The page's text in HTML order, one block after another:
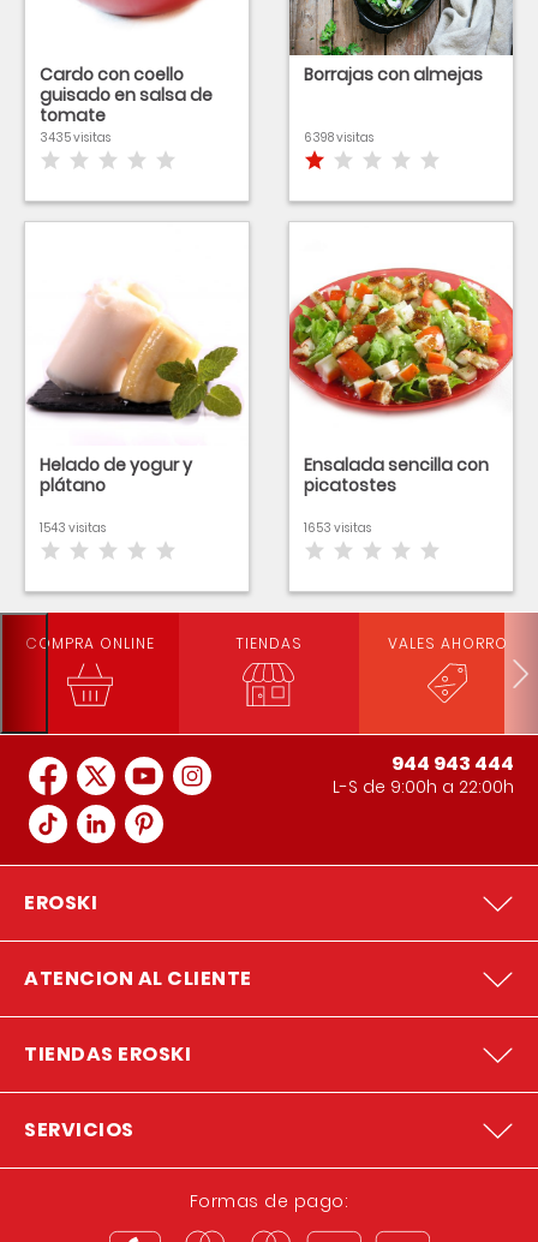
Cardo con coello
guisado en salsa de
tomate
3435 visitas
Borrajas con almejas
6398 visitas
Helado de yogur y
plátano
1543 visitas
Ensalada sencilla con
picatostes
1653 visitas
COMPRA ONLINE TIENDAS VALES AHORRO
944 943 444
L-S de 9:00h a 22:00h
EROSKI
ATENCION AL CLIENTE
TIENDAS EROSKI
SERVICIOS
Formas de pago: